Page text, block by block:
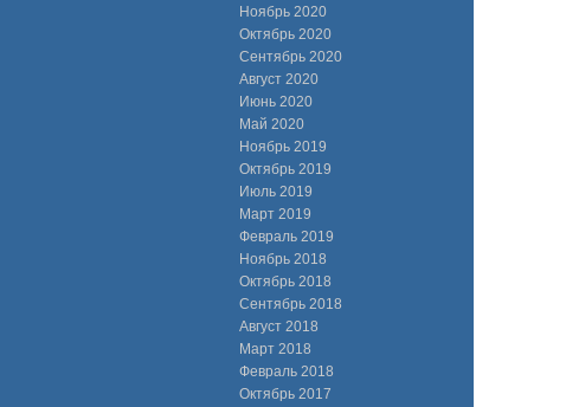
Ноябрь 2020
Октябрь 2020
Сентябрь 2020
Август 2020
Июнь 2020
Май 2020
Ноябрь 2019
Октябрь 2019
Июль 2019
Март 2019
Февраль 2019
Ноябрь 2018
Октябрь 2018
Сентябрь 2018
Август 2018
Март 2018
Февраль 2018
Октябрь 2017